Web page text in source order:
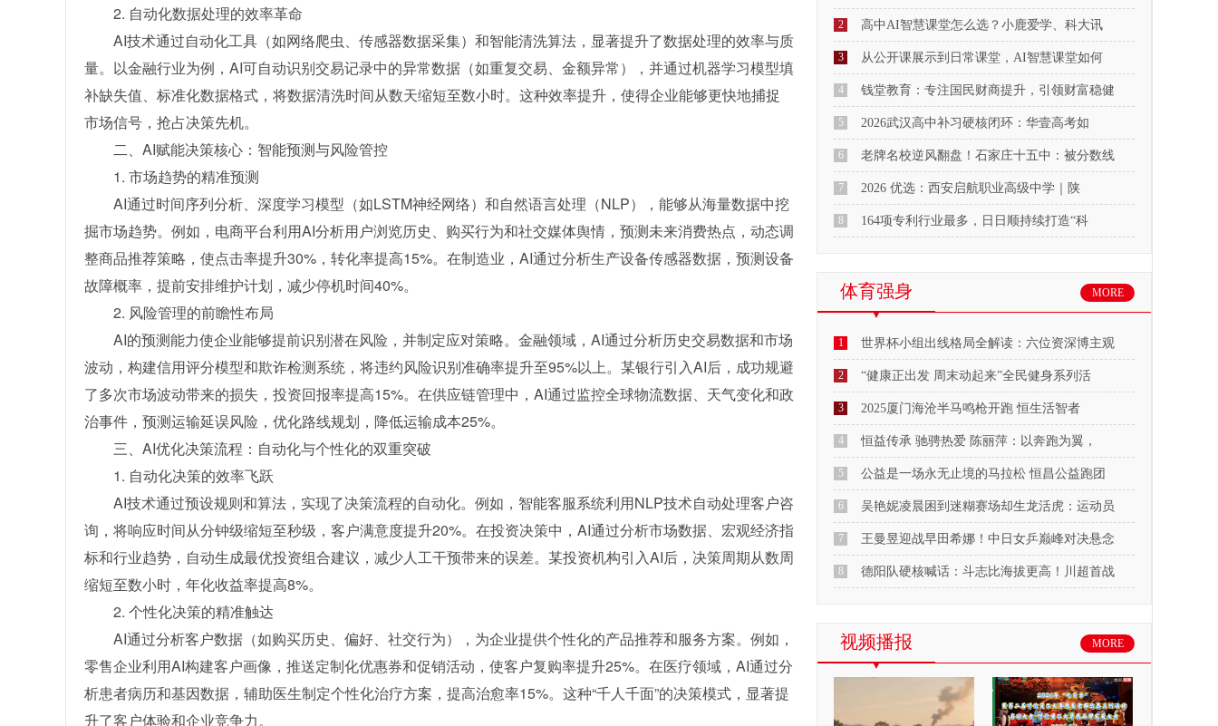
2. 自动化数据处理的效率革命
AI技术通过自动化工具（如网络爬虫、传感器数据采集）和智能清洗算法，显著提升了数据处理的效率与质
量。以金融行业为例，AI可自动识别交易记录中的异常数据（如重复交易、金额异常），并通过机器学习模型填
补缺失值、标准化数据格式，将数据清洗时间从数天缩短至数小时。这种效率提升，使得企业能够更快地捕捉
市场信号，抢占决策先机。
二、AI赋能决策核心：智能预测与风险管控
1. 市场趋势的精准预测
AI通过时间序列分析、深度学习模型（如LSTM神经网络）和自然语言处理（NLP），能够从海量数据中挖
掘市场趋势。例如，电商平台利用AI分析用户浏览历史、购买行为和社交媒体舆情，预测未来消费热点，动态调
整商品推荐策略，使点击率提升30%，转化率提高15%。在制造业，AI通过分析生产设备传感器数据，预测设备
故障概率，提前安排维护计划，减少停机时间40%。
2. 风险管理的前瞻性布局
AI的预测能力使企业能够提前识别潜在风险，并制定应对策略。金融领域，AI通过分析历史交易数据和市场
波动，构建信用评分模型和欺诈检测系统，将违约风险识别准确率提升至95%以上。某银行引入AI后，成功规避
了多次市场波动带来的损失，投资回报率提高15%。在供应链管理中，AI通过监控全球物流数据、天气变化和政
治事件，预测运输延误风险，优化路线规划，降低运输成本25%。
三、AI优化决策流程：自动化与个性化的双重突破
1. 自动化决策的效率飞跃
AI技术通过预设规则和算法，实现了决策流程的自动化。例如，智能客服系统利用NLP技术自动处理客户咨
询，将响应时间从分钟级缩短至秒级，客户满意度提升20%。在投资决策中，AI通过分析市场数据、宏观经济指
标和行业趋势，自动生成最优投资组合建议，减少人工干预带来的误差。某投资机构引入AI后，决策周期从数周
缩短至数小时，年化收益率提高8%。
2. 个性化决策的精准触达
AI通过分析客户数据（如购买历史、偏好、社交行为），为企业提供个性化的产品推荐和服务方案。例如，
零售企业利用AI构建客户画像，推送定制化优惠券和促销活动，使客户复购率提升25%。在医疗领域，AI通过分
析患者病历和基因数据，辅助医生制定个性化治疗方案，提高治愈率15%。这种“千人千面”的决策模式，显著提
升了客户体验和企业竞争力。
2 高中AI智慧课堂怎么选？小鹿爱学、科大讯
3 从公开课展示到日常课堂，AI智慧课堂如何
4 钱堂教育：专注国民财商提升，引领财富稳健
5 2026武汉高中补习硬核闭环：华壹高考如
6 老牌名校逆风翻盘！石家庄十五中：被分数线
7 2026 优选：西安启航职业高级中学｜陕
8 164项专利行业最多，日日顺持续打造“科
体育强身 MORE
1 世界杯小组出线格局全解读：六位资深博主观
2 “健康正出发 周末动起来”全民健身系列活
3 2025厦门海沧半马鸣枪开跑 恒生活智者
4 恒益传承 驰骋热爱 陈丽萍：以奔跑为翼，
5 公益是一场永无止境的马拉松 恒昌公益跑团
6 吴艳妮凌晨困到迷糊赛场却生龙活虎：运动员
7 王曼昱迎战早田希娜！中日女乒巅峰对决悬念
8 德阳队硬核喊话：斗志比海拔更高！川超首战
视频播报 MORE